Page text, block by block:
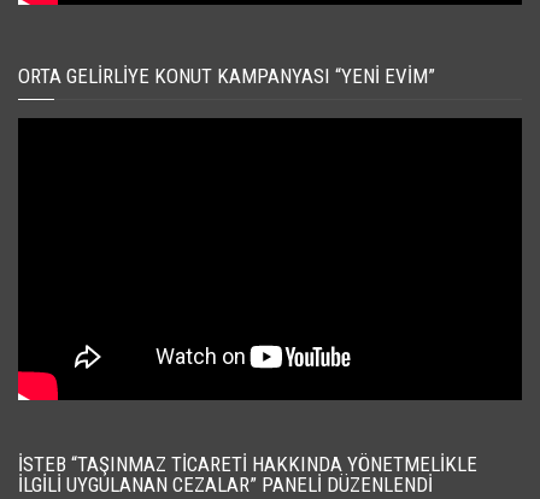
ORTA GELIRLIYE KONUT KAMPANYASI “YENI EVIM”
İSTEB “TAŞINMAZ TICARETI HAKKINDA YÖNETMELIKLE
İLGILI UYGULANAN CEZALAR” PANELI DÜZENLENDI